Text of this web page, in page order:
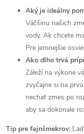
Aký je ideálny
Väčšinu našich
vody. Ak chcete
Pre jemnejšie
Ako dlho trvá
Záleží na výkone
zvyčajne si na
nechať zmes po
aby sa dokonale
Tip pre fajnšmekrov: